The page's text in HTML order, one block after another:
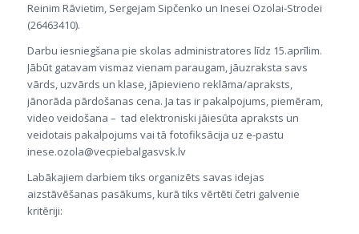
Reinim Rāvietim, Sergejam Sipčenko un Inesei Ozolai-Strodei
(26463410).
Darbu iesniegšana pie skolas administratores līdz 15.aprīlim.
Jābūt gatavam vismaz vienam paraugam, jāuzraksta savs
vārds, uzvārds un klase, jāpievieno reklāma/apraksts,
jānorāda pārdošanas cena. Ja tas ir pakalpojums, piemēram,
video veidošana – tad elektroniski jāiesūta apraksts un
veidotais pakalpojums vai tā fotofiksācija uz e-pastu
inese.ozola@vecpiebalgasvsk.lv
Labākajiem darbiem tiks organizēts savas idejas
aizstāvēšanas pasākums, kurā tiks vērtēti četri galvenie
kritēriji: